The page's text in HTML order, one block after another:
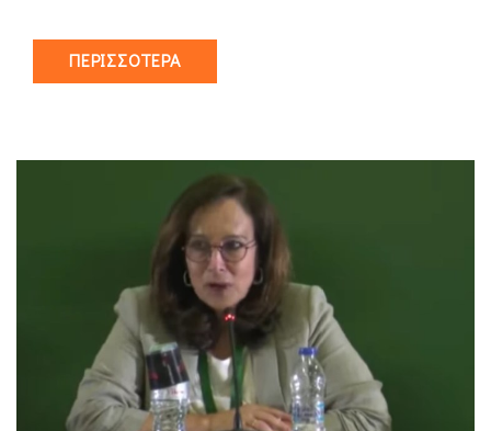
ΠΕΡΙΣΣΌΤΕΡΑ